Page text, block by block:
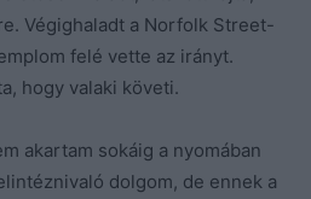
Végighaladt a Norfolk Street-
felé vette az irányt.
hogy valaki követi.
akartam sokáig a nyomában
dolgom, de ennek a